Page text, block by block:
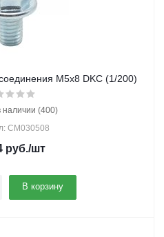
М5х8 DKC (1/200)
наличии (400)
CM030508
руб./шт
В корзину